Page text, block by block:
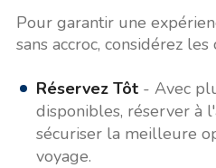
Pour garantir une
sans accroc, considérez les
Réservez Tôt- Avec
disponibles, réserver à
sécuriser la meilleure
voyage.